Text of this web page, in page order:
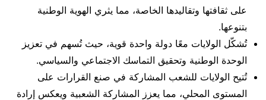
على ثقافتها وتقاليدها الخاصة، مما يثري الهوية الوطنية
بتنوعها.
تُشكّل الولايات معًا دولة واحدة قوية، حيث تُسهم في تعزيز
الوحدة الوطنية وتحقيق التماسك الاجتماعي والسياسي.
تُتيح الولايات للشعب المشاركة في صنع القرارات على
المستوى المحلي، مما يعزز المشاركة الشعبية ويعكس إرادة